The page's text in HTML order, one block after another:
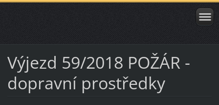
Výjezd 59/2018 POŽÁR -
dopravní prostředky